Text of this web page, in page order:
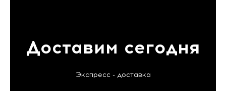
Доставим сегодня
Экспресс - доставка